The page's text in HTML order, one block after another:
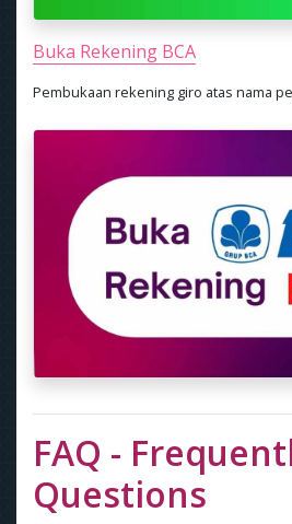
Buka Rekening BCA
Pembukaan rekening giro atas nama
FAQ -
Questions